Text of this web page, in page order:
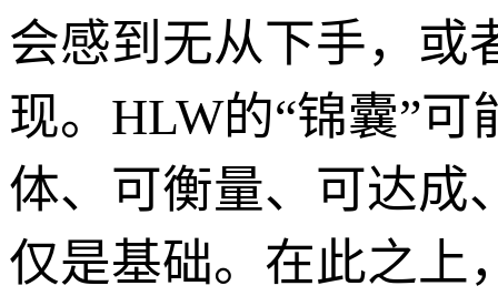
会感到无从下手，或
现。HLW的“锦囊”
体、可衡量、可达成
仅是基础。在此之上